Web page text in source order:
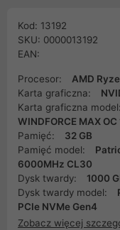
Kod: 13192
SKU: 0000013192
EAN:
Procesor:
AMD
Karta graficzna:
Karta graficzna model:
WINDFORCE MAX OC
Pamięć:
32 GB
Pamięć model:
6000MHz CL30
Dysk twardy:
1000
Dysk twardy model:
PCIe NVMe Gen4
Zobacz więcej